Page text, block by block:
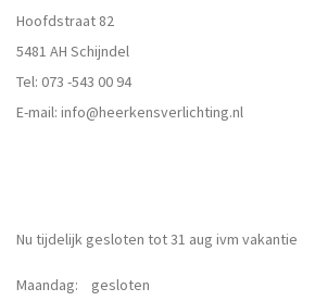
Hoofdstraat 82
5481 AH Schijndel
Tel: 073 -543 00 94
E-mail: info@heerkensverlichting.nl
Nu tijdelijk gesloten tot 31 aug ivm vakantie
Maandag: gesloten